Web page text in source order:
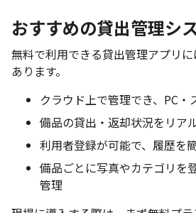
おすすめの貸出管理シ
無料で利用できる貸出管理アプリ
あります。
クラウド上で管理でき、PC
備品の貸出・返却状況をリア
利用者登録が可能で、履歴を
備品ごとに写真やカテゴリを
管理